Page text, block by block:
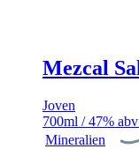
Mezcal
Joven
700ml / 47%
Mineralien